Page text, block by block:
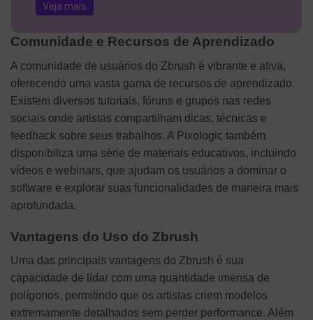
Veja mais
Comunidade e Recursos de Aprendizado
A comunidade de usuários do Zbrush é vibrante e ativa,
oferecendo uma vasta gama de recursos de aprendizado.
Existem diversos tutoriais, fóruns e grupos nas redes
sociais onde artistas compartilham dicas, técnicas e
feedback sobre seus trabalhos. A Pixologic também
disponibiliza uma série de materiais educativos, incluindo
vídeos e webinars, que ajudam os usuários a dominar o
software e explorar suas funcionalidades de maneira mais
aprofundada.
Vantagens do Uso do Zbrush
Uma das principais vantagens do Zbrush é sua
capacidade de lidar com uma quantidade imensa de
polígonos, permitindo que os artistas criem modelos
extremamente detalhados sem perder performance. Além